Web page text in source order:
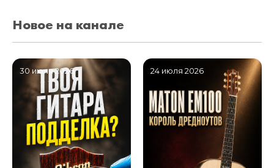
Новое на канале
30 июля 2026 24 июля 2026